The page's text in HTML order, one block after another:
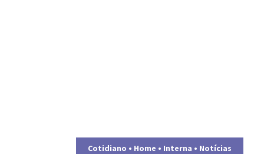
Cotidiano • Home • Interna • Notícias